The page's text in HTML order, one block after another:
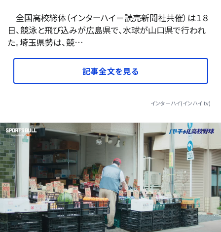
全国高校総体（インターハイ＝読売新聞社共催）は１８
日、競泳と飛び込みが広島県で、水球が山口県で行われ
た。埼玉県勢は、競…
記事全文を見る
インターハイ(インハイ.tv)